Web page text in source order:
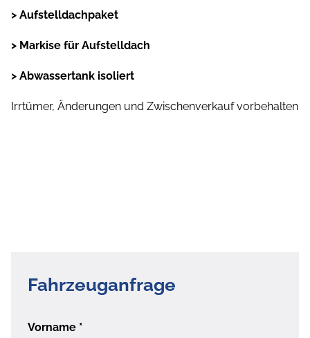
> Aufstelldachpaket
> Markise für Aufstelldach
> Abwassertank isoliert
Irrtümer, Änderungen und Zwischenverkauf vorbehalten
Fahrzeuganfrage
Vorname *